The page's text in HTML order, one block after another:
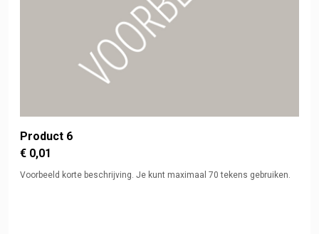
Product 6
€ 0,01
Voorbeeld korte beschrijving. Je kunt maximaal 70 tekens gebruiken.